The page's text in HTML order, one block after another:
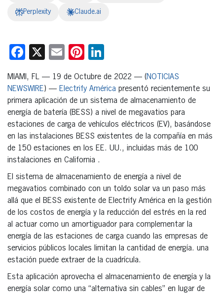
Perplexity Claude.ai
Facebook
X EmailPinterest
MIAMI, FL — 19 de Octubre de 2022 — (NOTICIAS
NEWSWIRE) — Electrify América presentó recientemente su
primera aplicación de un sistema de almacenamiento de
energía de batería (BESS) a nivel de megavatios para
estaciones de carga de vehículos eléctricos (EV), basándose
en las instalaciones BESS existentes de la compañía en más
de 150 estaciones en los EE. UU., incluidas más de 100
instalaciones en California .
El sistema de almacenamiento de energía a nivel de
megavatios combinado con un toldo solar va un paso más
allá que el BESS existente de Electrify América en la gestión
de los costos de energía y la reducción del estrés en la red
al actuar como un amortiguador para complementar la
energía de las estaciones de carga cuando las empresas de
servicios públicos locales limitan la cantidad de energía. una
estación puede extraer de la cuadrícula.
Esta aplicación aprovecha el almacenamiento de energía y la
energía solar como una “alternativa sin cables” en lugar de